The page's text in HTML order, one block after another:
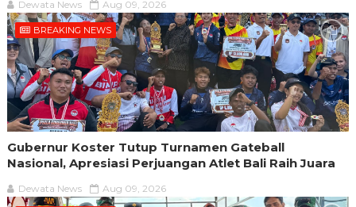
Dewata News Aug 09, 2026
BREAKING NEWS
Gubernur Koster Tutup Turnamen Gateball
Nasional, Apresiasi Perjuangan Atlet Bali Raih Juara
Dewata News Aug 09, 2026